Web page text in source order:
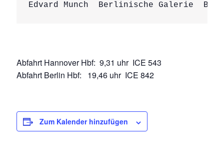
Edvard Munch  Berlinische Galerie
Abfahrt Hannover Hbf: 9,31 uhr ICE 543
Abfahrt Berlin Hbf: 19,46 uhr ICE 842
Zum Kalender hinzufügen